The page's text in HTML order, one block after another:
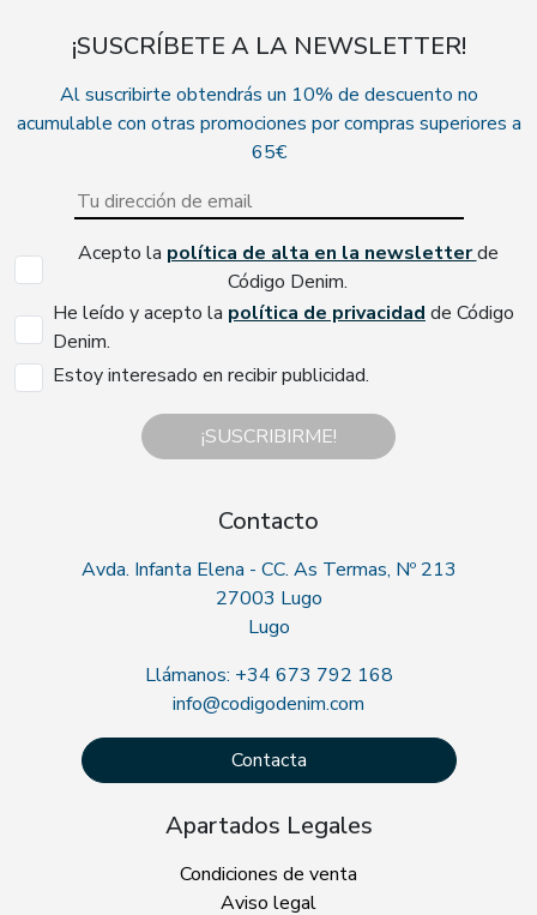
¡SUSCRÍBETE A LA NEWSLETTER!
Al suscribirte obtendrás un 10% de descuento no
acumulable con otras promociones por compras superiores a
65€
Acepto la política de alta en la newsletterde
Código Denim.
He leído y acepto la política de privacidadde Código
Denim.
Estoy interesado en recibir publicidad.
¡SUSCRIBIRME!
Contacto
Avda. Infanta Elena - CC. As Termas, Nº 213
27003 Lugo
Lugo
Llámanos: +34 673 792 168
info@codigodenim.com
Contacta
Apartados Legales
Condiciones de venta
Aviso legal